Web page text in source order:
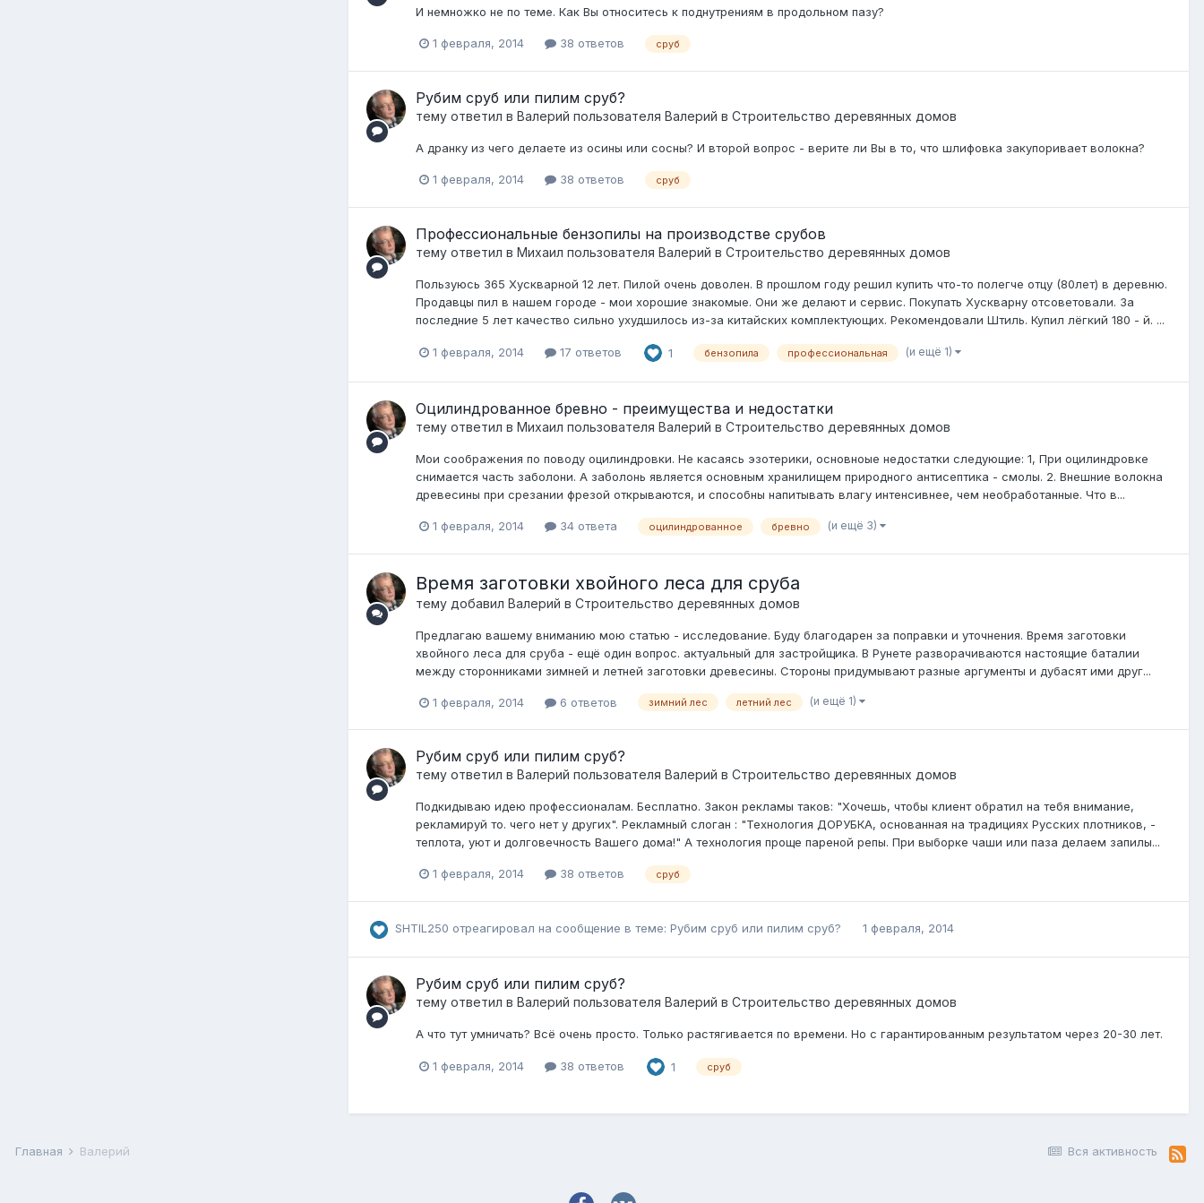
И немножко не по теме. Как Вы относитесь к поднутрениям в продольном пазу?
1 февраля, 2014 38 ответов сруб
Рубим сруб или пилим сруб?
тему ответил в Валерий пользователя Валерий в Строительство деревянных домов
А дранку из чего делаете из осины или сосны? И второй вопрос - верите ли Вы в то, что шлифовка закупоривает волокна?
1 февраля, 2014 38 ответов сруб
Профессиональные бензопилы на производстве срубов
тему ответил в Михаил пользователя Валерий в Строительство деревянных домов
Пользуюсь 365 Хускварной 12 лет. Пилой очень доволен. В прошлом году решил купить что-то полегче отцу (80лет) в деревню.
Продавцы пил в нашем городе - мои хорошие знакомые. Они же делают и сервис. Покупать Хускварну отсоветовали. За
последние 5 лет качество сильно ухудшилось из-за китайских комплектующих. Рекомендовали Штиль. Купил лёгкий 180 - й. ...
1 февраля, 2014 17 ответов 1 бензопила профессиональная (и ещё 1)
Оцилиндрованное бревно - преимущества и недостатки
тему ответил в Михаил пользователя Валерий в Строительство деревянных домов
Мои соображения по поводу оцилиндровки. Не касаясь эзотерики, основноые недостатки следующие: 1, При оцилиндровке
снимается часть заболони. А заболонь является основным хранилищем природного антисептика - смолы. 2. Внешние волокна
древесины при срезании фрезой открываются, и способны напитывать влагу интенсивнее, чем необработанные. Что в...
1 февраля, 2014 34 ответа оцилиндрованное бревно (и ещё 3)
Время заготовки хвойного леса для сруба
тему добавил Валерий в Строительство деревянных домов
Предлагаю вашему вниманию мою статью - исследование. Буду благодарен за поправки и уточнения. Время заготовки
хвойного леса для сруба - ещё один вопрос. актуальный для застройщика. В Рунете разворачиваются настоящие баталии
между сторонниками зимней и летней заготовки древесины. Стороны придумывают разные аргументы и дубасят ими друг...
1 февраля, 2014 6 ответов зимний лес летний лес (и ещё 1)
Рубим сруб или пилим сруб?
тему ответил в Валерий пользователя Валерий в Строительство деревянных домов
Подкидываю идею профессионалам. Бесплатно. Закон рекламы таков: "Хочешь, чтобы клиент обратил на тебя внимание,
рекламируй то. чего нет у других". Рекламный слоган : "Технология ДОРУБКА, основанная на традициях Русских плотников, -
теплота, уют и долговечность Вашего дома!" А технология проще пареной репы. При выборке чаши или паза делаем запилы...
1 февраля, 2014 38 ответов сруб
SHTIL250 отреагировал на сообщение в теме: Рубим сруб или пилим сруб? 1 февраля, 2014
Рубим сруб или пилим сруб?
тему ответил в Валерий пользователя Валерий в Строительство деревянных домов
А что тут умничать? Всё очень просто. Только растягивается по времени. Но с гарантированным результатом через 20-30 лет.
1 февраля, 2014 38 ответов 1 сруб
Вся активность
Главная Валерий